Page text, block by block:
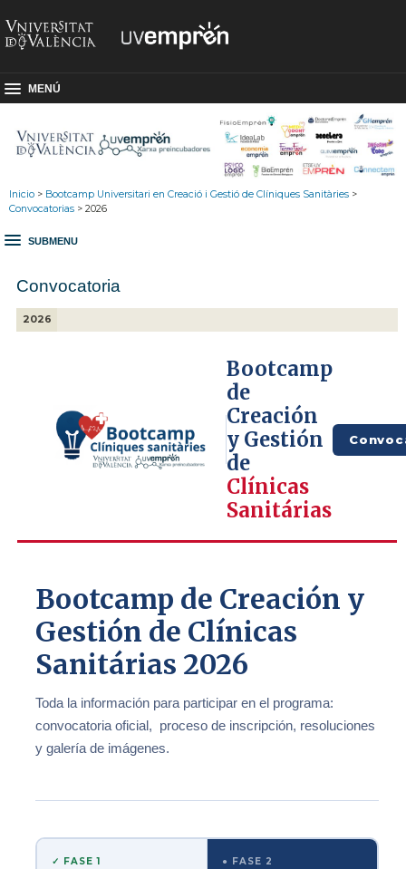
MENÚ
Inicio > Bootcamp Universitari en Creació i Gestió de Clíniques Sanitàries >
Convocatorias > 2026
SUBMENU
Convocatoria
2026
Bootcamp
de
Creación
y Gestión
de
Clínicas
Sanitárias
Bootcamp de Creación y
Gestión de Clínicas
Sanitárias 2026
Toda la información para participar en el programa:
convocatoria oficial, proceso de inscripción, resoluciones
y galería de imágenes.
✓ FASE 1 ● FASE 2